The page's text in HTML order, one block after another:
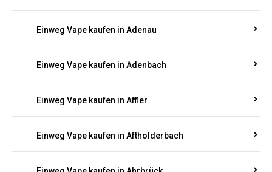
Einweg Vape kaufen in Adenau
Einweg Vape kaufen in Adenbach
Einweg Vape kaufen in Affler
Einweg Vape kaufen in Aftholderbach